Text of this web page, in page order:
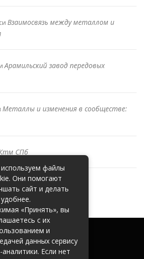
Взаимосвязь между металлом и
Арамильский завод передовых
Металлы и изменения в сообществе:
СПб
файлы
Они помогают
сайт и делать
«Принять», вы
с их
и
данных сервису
Если нет